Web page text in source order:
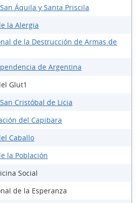
Áquila y Santa Priscila
la Alergia
de la Destrucción de Armas de
de Argentina
Glut1
Cristóbal de Licia
del Capibara
Caballo
la Población
Social
de la Esperanza